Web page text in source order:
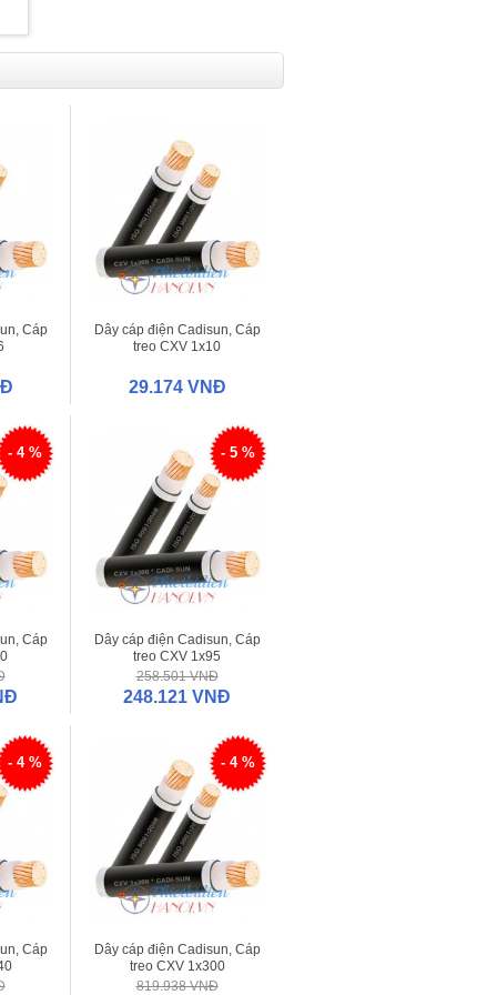
Cáp
Dây cáp điện Cadisun, Cáp
treo CXV 1x10
29.174 VNĐ
- 4 %
Cáp
- 5 %
Dây cáp điện Cadisun, Cáp
treo CXV 1x95
258.501 VNĐ
248.121 VNĐ
- 4 %
Cáp
- 4 %
Dây cáp điện Cadisun, Cáp
treo CXV 1x300
819.938 VNĐ